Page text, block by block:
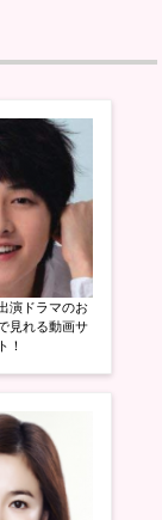
演ドラマのお
見れる動画サ
！